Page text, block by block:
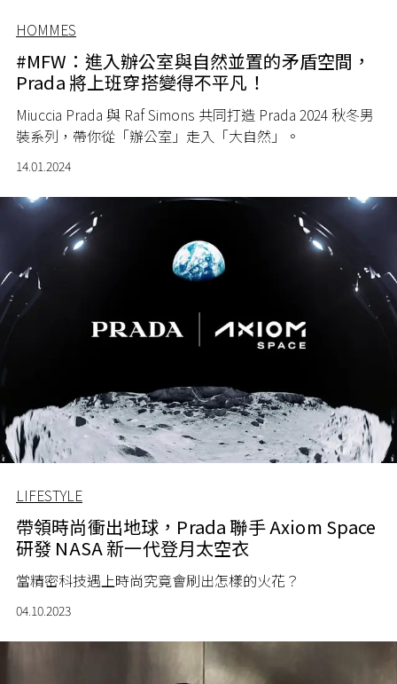
HOMMES
#MFW：進入辦公室與自然並置的矛盾空間，
Prada 將上班穿搭變得不平凡！
Miuccia Prada 與 Raf Simons 共同打造 Prada 2024 秋冬男
裝系列，帶你從「辦公室」走入「大自然」。
14.01.2024
LIFESTYLE
帶領時尚衝出地球，Prada 聯手 Axiom Space
研發 NASA 新一代登月太空衣
當精密科技遇上時尚究竟會刷出怎樣的火花？
04.10.2023